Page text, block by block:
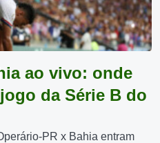
ao vivo: onde
da Série B do
PR x Bahia entram